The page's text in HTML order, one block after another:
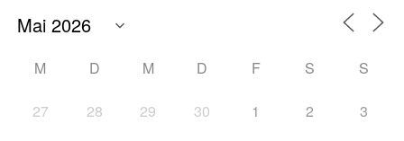
M D M D F S S
27 28 29 30 1 2 3